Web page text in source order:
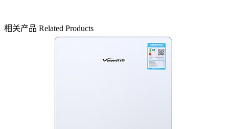
相关产品 Related Products